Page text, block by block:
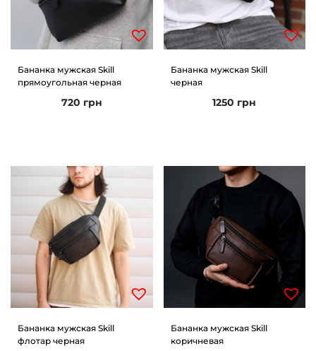
Бананка мужская Skill
прямоугольная черная
720 грн
Бананка мужская Skill
черная
1250 грн
Бананка мужская Skill
флотар черная
Бананка мужская Skill
коричневая